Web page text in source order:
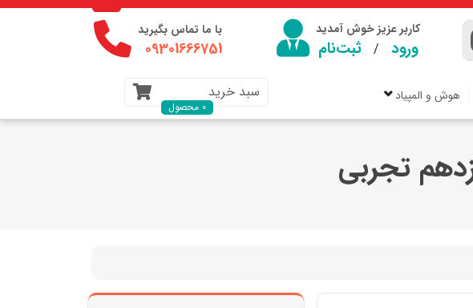
کاربر عزیز خوش آمدید
ورود /ثبت‌نام
با ما تماس بگیرید
09301666751
هوش و المپیاد سبد خرید
0 محصول